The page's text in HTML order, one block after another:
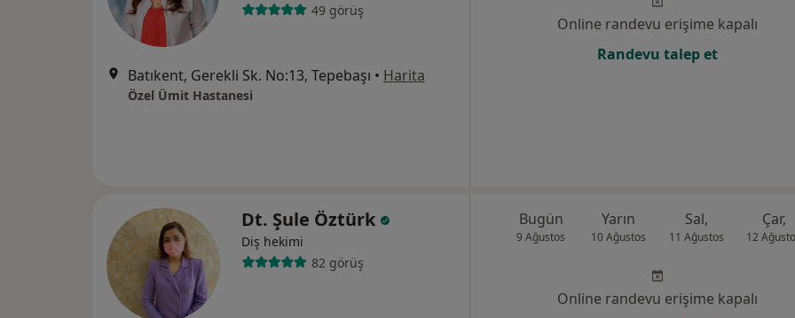
49 görüş
Batıkent, Gerekli Sk. No:13, Tepebaşı • Harita
Özel Ümit Hastanesi
Online randevu erişime kapalı
Randevu talep et
Dt. Şule Öztürk
Diş hekimi
82 görüş
Bugün
9 Ağustos
Yarın
10 Ağustos
Sal,
11 Ağustos
Çar,
12
Online randevu erişime kapalı